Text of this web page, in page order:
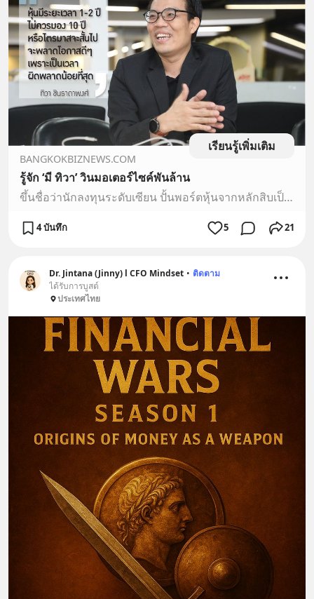
เรียนรู้เพิ่มเติม
BANGKOKBIZNEWS.COM
รู้จัก ‘มี ทิวา’ วินมอเตอร์ไซค์พันล้าน
ขึ้นชื่อว่านักลงทุนระดับเซียน ปั้นพอร์ตหุ้นจากหลักสิบเป็นพันล้านใครๆ ก็อยากเดินรอยตามด้วยกันทั้งนั้น ยิ่งเส้นทางการลงทุนเริ่มจากศูนย์ยิ่งทำให้น่าค้นหาว่ามีเคล็ดลับความสำเร็จการลงทุนมาอย่างไร “มี่” ทิวา ชินธาดาพงศ์ เซียนหุ้นอายุ 44 ปี
4 บันทึก 5 21
Dr. Jintana (Jinny) l CFO Mindset • ติดตาม
ได้รับการบูสต์
ประเทศไทย